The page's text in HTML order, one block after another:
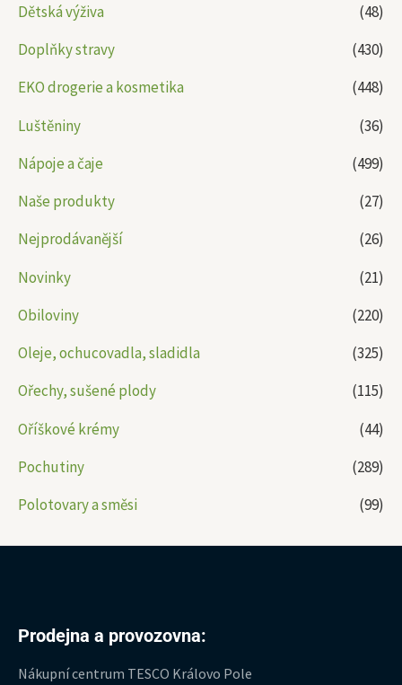
Dětská výživa
(48)
Doplňky stravy
(430)
EKO drogerie a kosmetika
(448)
Luštěniny
(36)
Nápoje a čaje
(499)
Naše produkty
(27)
Nejprodávanější
(26)
Novinky
(21)
Obiloviny
(220)
Oleje, ochucovadla, sladidla
(325)
Ořechy, sušené plody
(115)
Oříškové krémy
(44)
Pochutiny
(289)
Polotovary a směsi
(99)
Prodejna a provozovna:
Nákupní centrum TESCO Královo Pole